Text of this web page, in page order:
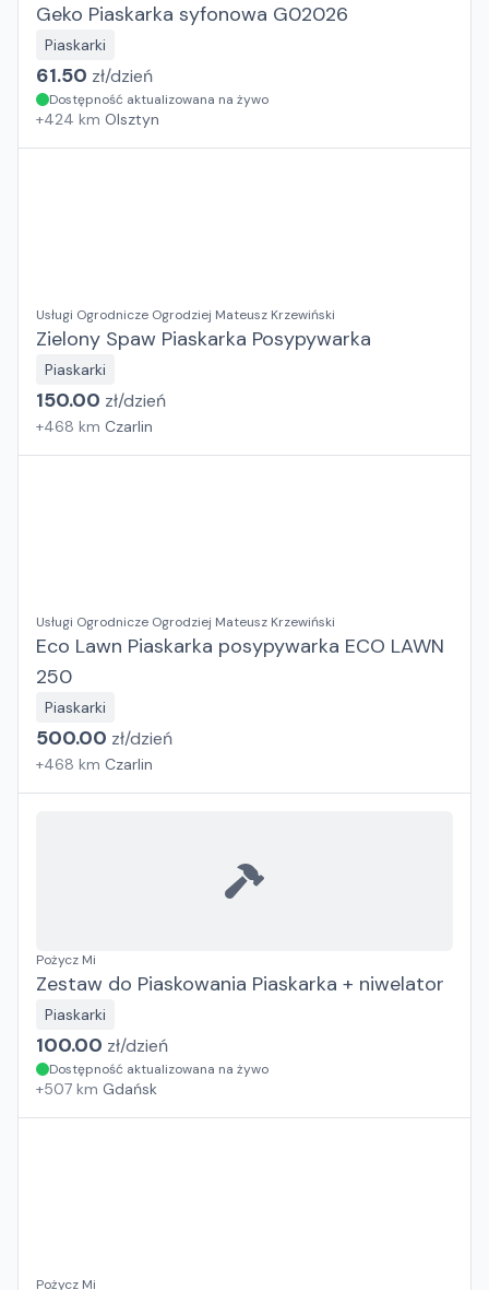
Geko Piaskarka syfonowa G02026
Piaskarki
61.50 zł/dzień
Dostępność aktualizowana na żywo
+424 km Olsztyn
Usługi Ogrodnicze Ogrodziej Mateusz Krzewiński
Zielony Spaw Piaskarka Posypywarka
Piaskarki
150.00 zł/dzień
+468 km Czarlin
Usługi Ogrodnicze Ogrodziej Mateusz Krzewiński
Eco Lawn Piaskarka posypywarka ECO LAWN
250
Piaskarki
500.00 zł/dzień
+468 km Czarlin
Pożycz Mi
Zestaw do Piaskowania Piaskarka + niwelator
Piaskarki
100.00 zł/dzień
Dostępność aktualizowana na żywo
+507 km Gdańsk
Pożycz Mi